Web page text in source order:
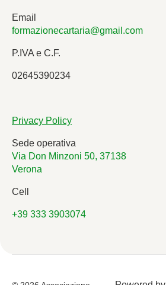
Email
formazionecartaria@gmail.com
P.IVA e C.F.
02645390234
Privacy Policy
Sede operativa
Via Don Minzoni 50, 37138
Verona
Cell
+39 333 3903074